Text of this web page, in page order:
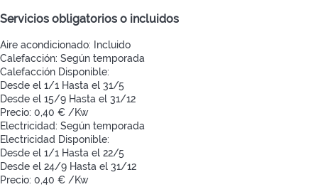
Servicios obligatorios o incluidos
Aire acondicionado: Incluido
Calefacción: Según temporada
Calefacción Disponible:
Desde el 1/1 Hasta el 31/5
Desde el 15/9 Hasta el 31/12
Precio: 0,40 € /Kw
Electricidad: Según temporada
Electricidad Disponible:
Desde el 1/1 Hasta el 22/5
Desde el 24/9 Hasta el 31/12
Precio: 0,40 € /Kw